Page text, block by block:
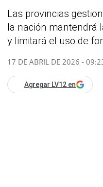
Las provincias
la nación mantendrá
y limitará el uso de
17 DE ABRIL DE 2026 -
Agregar LV12 en